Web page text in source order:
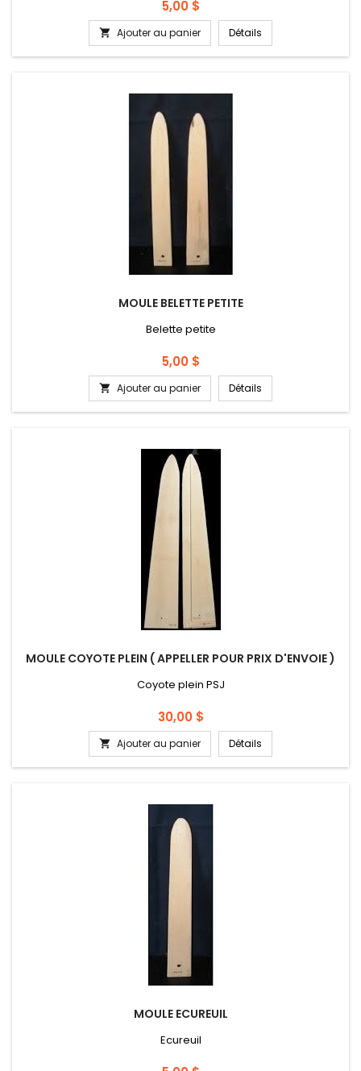
Prix
5,00 $
 Ajouter au panier Détails
MOULE BELETTE PETITE
Belette petite
Prix
5,00 $
 Ajouter au panier Détails
MOULE COYOTE PLEIN ( APPELLER POUR PRIX D'ENVOIE )
Coyote plein PSJ
Prix
30,00 $
 Ajouter au panier Détails
MOULE ECUREUIL
Ecureuil